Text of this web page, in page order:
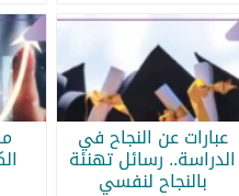
عبارات عن النجاح في
الدراسة.. رسائل تهنئة
بالنجاح لنفسي